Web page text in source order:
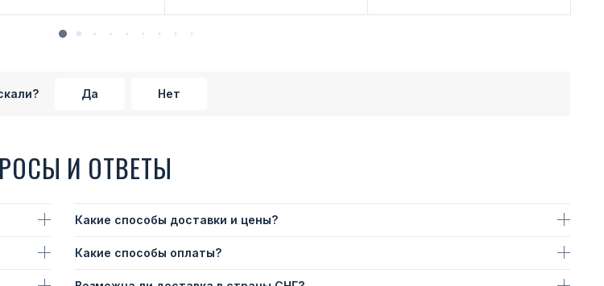
Да Нет
И ОТВЕТЫ
Какие способы доставки и цены?
Какие способы оплаты?